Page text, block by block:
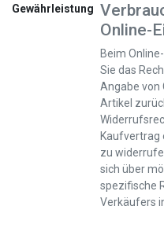
Gewährleistung
Online-
Beim
Sie das
Angabe von
Artikel
Kaufvertrag
zu
sich über
spezifische
Verkäufers